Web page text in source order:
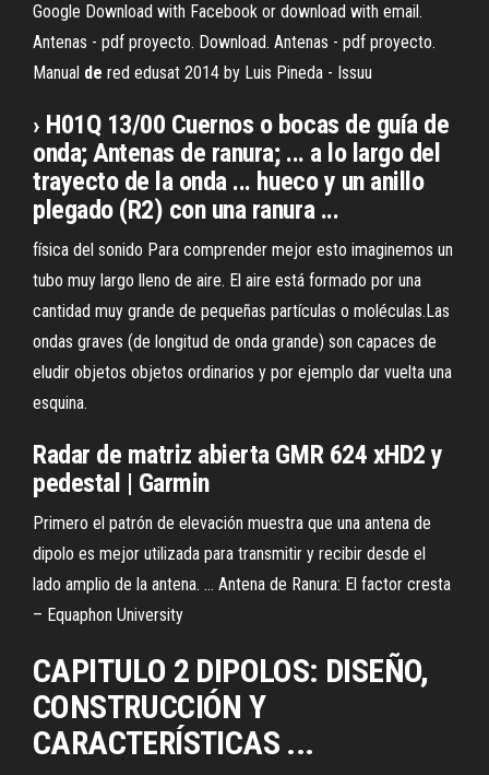
Google Download with Facebook or download with email.
Antenas - pdf proyecto. Download. Antenas - pdf proyecto.
Manual de red edusat 2014 by Luis Pineda - Issuu
› H01Q 13/00 Cuernos o bocas de guía de
onda; Antenas de ranura; ... a lo largo del
trayecto de la onda ... hueco y un anillo
plegado (R2) con una ranura ...
física del sonido Para comprender mejor esto imaginemos un
tubo muy largo lleno de aire. El aire está formado por una
cantidad muy grande de pequeñas partículas o moléculas.Las
ondas graves (de longitud de onda grande) son capaces de
eludir objetos objetos ordinarios y por ejemplo dar vuelta una
esquina.
Radar de matriz abierta GMR 624 xHD2 y
pedestal | Garmin
Primero el patrón de elevación muestra que una antena de
dipolo es mejor utilizada para transmitir y recibir desde el
lado amplio de la antena. ... Antena de Ranura: El factor cresta
– Equaphon University
CAPITULO 2 DIPOLOS: DISEÑO,
CONSTRUCCIÓN Y
CARACTERÍSTICAS ...